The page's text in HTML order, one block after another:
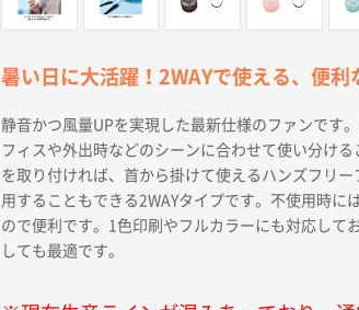
暑い日に大活躍！2WAYで使える、便利
静音かつ風量UPを実現した最新仕様のファンです
フィスや外出時などのシーンに合わせて使い分け
を取り付ければ、首から掛けて使えるハンズフリ
用することもできる2WAYタイプです。不使用時に
ので便利です。1色印刷やフルカラーにも対応して
しても最適です。